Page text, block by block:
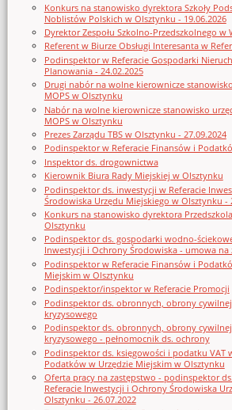
Konkurs na stanowisko dyrektora Szkoły
Noblistów Polskich w Olsztynku - 19.06.2026
Dyrektor Zespołu Szkolno-Przedszkolnego w
Referent w Biurze Obsługi Interesanta w
Podinspektor w Referacie Gospodarki
Planowania - 24.02.2025
Drugi nabór na wolne kierownicze
MOPS w Olsztynku
Nabór na wolne kierownicze stanowisko
MOPS w Olsztynku
Prezes Zarządu TBS w Olsztynku - 27.09.2024
Podinspektor w Referacie Finansów i
Inspektor ds. drogownictwa
Kierownik Biura Rady Miejskiej w Olsztynku
Podinspektor ds. inwestycji w Referacie
Środowiska Urzędu Miejskiego w Olsztynku -
Konkurs na stanowisko dyrektora
Olsztynku
Podinspektor ds. gospodarki wodno-
Inwestycji i Ochrony Środowiska - umowa na
Podinspektor w Referacie Finansów i
Miejskim w Olsztynku
Podinspektor/inspektor w Referacie Promocji
Podinspektor ds. obronnych, obrony
kryzysowego
Podinspektor ds. obronnych, obrony
kryzysowego - pełnomocnik ds. ochrony
Podinspektor ds. księgowości i podatku VAT
Podatków w Urzędzie Miejskim w Olsztynku
Oferta pracy na zastępstwo - podinspektor
Referacie Inwestycji i Ochrony Środowiska
Olsztynku - 26.07.2022